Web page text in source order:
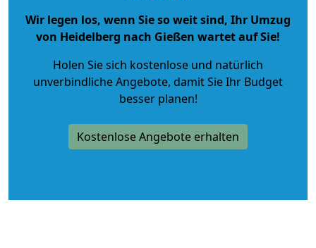
Wir legen los, wenn Sie so weit sind, Ihr Umzug
von Heidelberg nach Gießen wartet auf Sie!
Holen Sie sich kostenlose und natürlich
unverbindliche Angebote, damit Sie Ihr Budget
besser planen!
Kostenlose Angebote erhalten